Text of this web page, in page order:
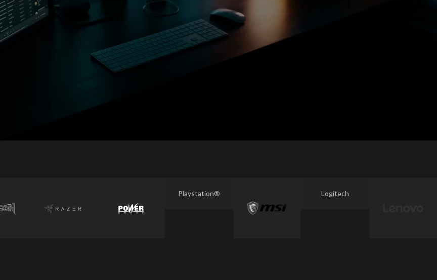
Playstation® Logitech